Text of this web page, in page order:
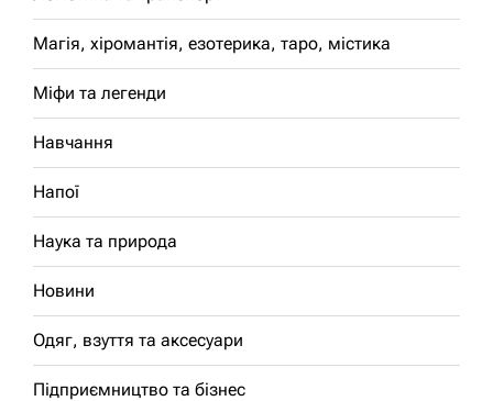
Магія, хіромантія, езотерика, таро, містика
Міфи та легенди
Навчання
Напої
Наука та природа
Новини
Одяг, взуття та аксесуари
Підприємництво та бізнес